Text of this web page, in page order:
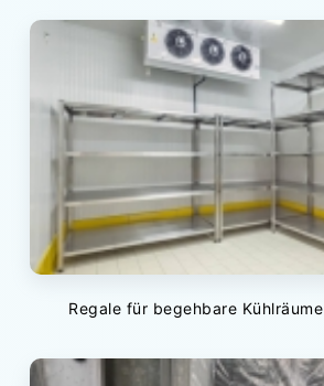
Regale für begehbare